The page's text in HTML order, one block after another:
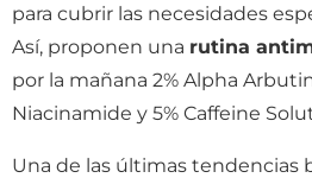
para cubrir las necesidades
Así, proponen una rutina
por la mañana 2% Alpha
Niacinamide y 5% Caffeine
Una de las últimas tendencias